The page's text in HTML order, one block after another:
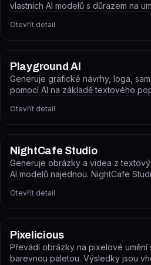
vlastních AI modelů s důrazem na
Otevřít detail
Playground AI
Generuje grafické návrhy, loga,
pomocí AI na základě textového
Otevřít detail
NightCafe Studio
Generuje obrázky a videa z
AI modelů najednou. NightCafe
Otevřít detail
Pixelicious
Převádí obrázky na pixelové umění
barevnou paletou. Výsledky jsou